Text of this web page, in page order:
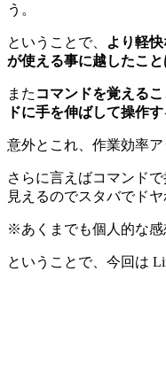
う。
ということで、
より軽
が使える事に越したこと
また コマンドを覚える
ドに手を伸ばして操作
意外とこれ、作業効率ア
さらに言えばコマンド
見えるのでスタバでドヤ
※あくまでも個人的な感
ということで、今回は